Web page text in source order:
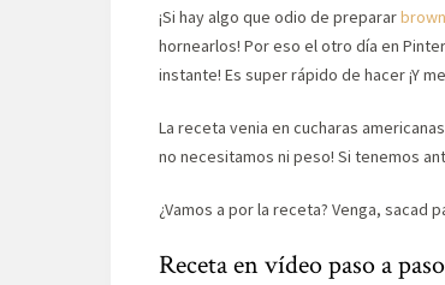
¡Si hay algo que odio de preparar
hornearlos! Por eso el otro día en
instante! Es super rápido de hacer ¡Y
La receta venia en cucharas
no necesitamos ni peso! Si tenemos
¿Vamos a por la receta? Venga, sacad
Receta en vídeo paso a paso